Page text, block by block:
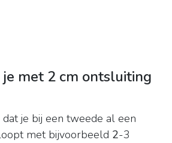
met 2 cm ontsluiting
je bij een tweede al een
met bijvoorbeeld 2-3